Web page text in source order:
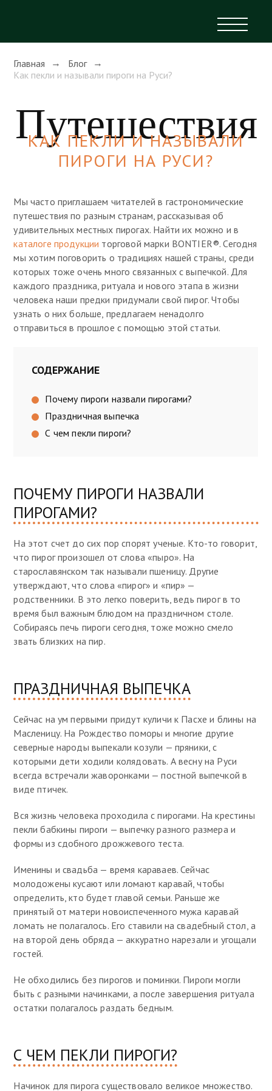
Главная
Блог
Как пекли и называли пироги на Руси?
Путешествия
КАК ПЕКЛИ И НАЗЫВАЛИ
ПИРОГИ НА РУСИ?
Мы часто приглашаем читателей в гастрономические
путешествия по разным странам, рассказывая об
удивительных местных пирогах. Найти их можно и в
каталоге продукции торговой марки BONTIER®. Сегодня
мы хотим поговорить о традициях нашей страны, среди
которых тоже очень много связанных с выпечкой. Для
каждого праздника, ритуала и нового этапа в жизни
человека наши предки придумали свой пирог. Чтобы
узнать о них больше, предлагаем ненадолго
отправиться в прошлое с помощью этой статьи.
СОДЕРЖАНИЕ
Почему пироги назвали пирогами?
Праздничная выпечка
С чем пекли пироги?
ПОЧЕМУ ПИРОГИ НАЗВАЛИ
ПИРОГАМИ?
На этот счет до сих пор спорят ученые. Кто-то говорит,
что пирог произошел от слова «пыро». На
старославянском так называли пшеницу. Другие
утверждают, что слова «пирог» и «пир» —
родственники. В это легко поверить, ведь пирог в то
время был важным блюдом на праздничном столе.
Собираясь печь пироги сегодня, тоже можно смело
звать близких на пир.
ПРАЗДНИЧНАЯ ВЫПЕЧКА
Сейчас на ум первыми придут куличи к Пасхе и блины на
Масленицу. На Рождество поморы и многие другие
северные народы выпекали козули — пряники, с
которыми дети ходили колядовать. А весну на Руси
всегда встречали жаворонками — постной выпечкой в
виде птичек.
Вся жизнь человека проходила с пирогами. На крестины
пекли бабкины пироги — выпечку разного размера и
формы из сдобного дрожжевого теста.
Именины и свадьба — время караваев. Сейчас
молодожены кусают или ломают каравай, чтобы
определить, кто будет главой семьи. Раньше же
принятый от матери новоиспеченного мужа каравай
ломать не полагалось. Его ставили на свадебный стол, а
на второй день обряда — аккуратно нарезали и угощали
гостей.
Не обходились без пирогов и поминки. Пироги могли
быть с разными начинками, а после завершения ритуала
остатки полагалось раздать бедным.
С ЧЕМ ПЕКЛИ ПИРОГИ?
Начинок для пирога существовало великое множество.